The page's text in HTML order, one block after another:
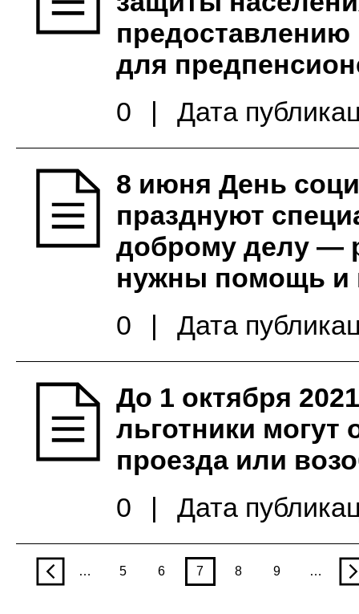
для
0
| Дата
8 июня День
празднуют
доброму делу —
нужны помощь и
0
| Дата
До 1 октября
льготники могут
проезда или
0
| Дата
p … 5 6 7 8 9 … n